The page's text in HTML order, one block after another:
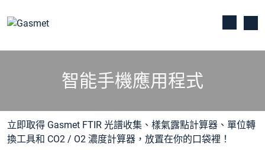
智能手機應用程式
立即取得 Gasmet FTIR 光譜收集、樣氣露點計算器、單位轉
換工具和 CO2 / O2 濃度計算器，放置在你的口袋裡！